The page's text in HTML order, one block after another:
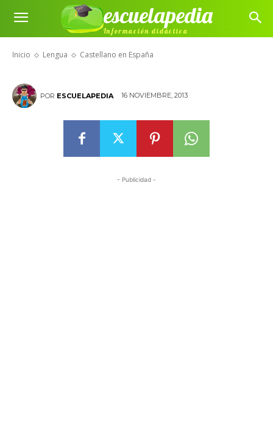
escuelapedia
Información didáctica
Inicio Lengua Castellano en España
Castellano en España
POR ESCUELAPEDIA 16 NOVIEMBRE, 2013
- Publicidad -